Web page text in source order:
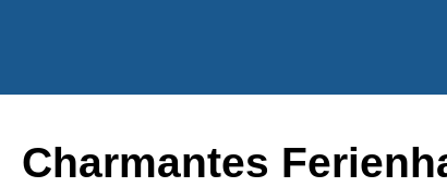
Charmantes